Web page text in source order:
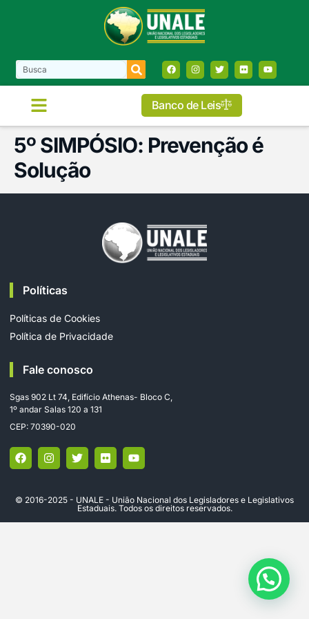
Banco de Leis
5º SIMPÓSIO: Prevenção é
Solução
Políticas
Políticas de Cookies
Política de Privacidade
Fale conosco
Sgas 902 Lt 74, Edifício Athenas- Bloco C,
1º andar Salas 120 a 131
CEP: 70390-020
© 2016-2025 - UNALE - União Nacional dos Legisladores e Legislativos
Estaduais. Todos os direitos reservados.